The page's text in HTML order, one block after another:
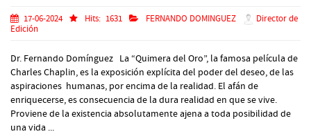
17-06-2024 Hits: 1631 FERNANDO DOMINGUEZ
Director de
Edición
Dr. Fernando Domínguez La “Quimera del Oro”, la famosa película de
Charles Chaplin, es la exposición explícita del poder del deseo, de las
aspiraciones humanas, por encima de la realidad. El afán de
enriquecerse, es consecuencia de la dura realidad en que se vive.
Proviene de la existencia absolutamente ajena a toda posibilidad de
una vida ...